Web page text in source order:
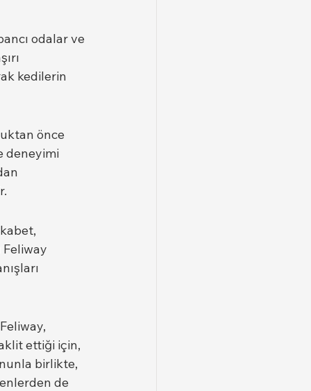
odalar ve
kedilerin
önce
deneyimi
Feliway
ettiği için,
birlikte,
de